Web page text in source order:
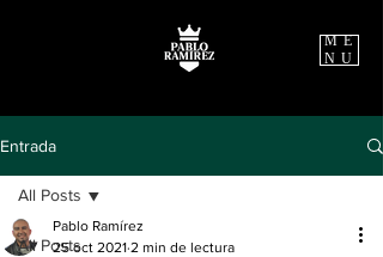
ME
NU
Entrada
All Posts
All Posts
Pablo Ramírez
25 oct 2021 2 min de lectura